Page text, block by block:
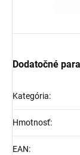
Dodatočné
Kategória:
Hmotnosť:
EAN: